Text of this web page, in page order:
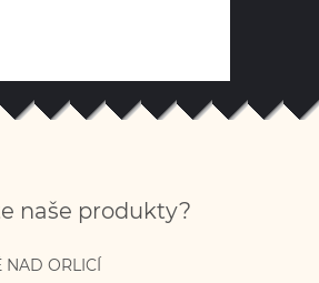
naše produkty?
NAD ORLICÍ